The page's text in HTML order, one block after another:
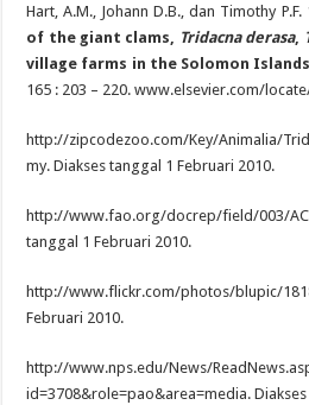
Hart, A.M., Johann D.B., dan Timothy P.F.
of the giant clams, Tridacna derasa,
village farms in the Solomon Islands
165 : 203 – 220. www.elsevier.com/
http://zipcodezoo.com/Key/Animalia/
my. Diakses tanggal 1 Februari 2010.
http://www.fao.org/docrep/field/003/
tanggal 1 Februari 2010.
http://www.flickr.com/photos/blupic/
Februari 2010.
http://www.nps.edu/News/
id=3708&role=pao&area=media.